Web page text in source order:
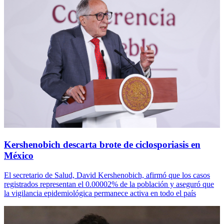
Kershenobich descarta brote de ciclosporiasis en
México
El secretario de Salud, David Kershenobich, afirmó que los casos
registrados representan el 0.00002% de la población y aseguró que
la vigilancia epidemiológica permanece activa en todo el país